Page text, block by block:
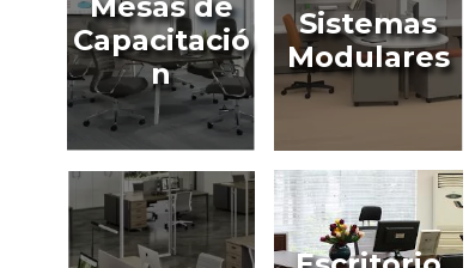
Capacitació
n
Sistemas
Modulares